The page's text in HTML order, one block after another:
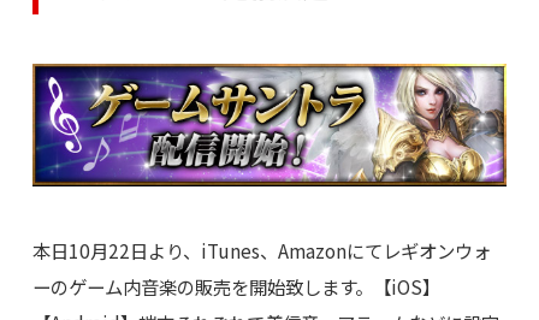
本日10月22日より、iTunes、Amazonにてレギオンウォ
ーのゲーム内音楽の販売を開始致します。【iOS】